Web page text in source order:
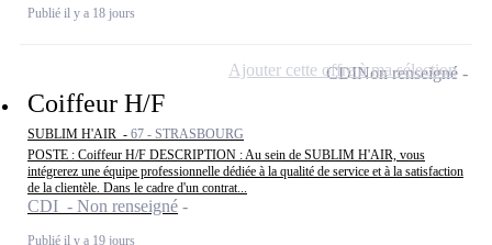
Publié il y a 18 jours
Coiffeur H/F
SUBLIM H'AIR - 67 - STRASBOURG
POSTE : Coiffeur H/F DESCRIPTION : Au sein de SUBLIM H'AIR, vous
intégrerez une équipe professionnelle dédiée à la qualité de service et à la satisfaction
de la clientèle. Dans le cadre d'un contrat...
CDI - Non renseigné
Publié il y a 19 jours
CDINon renseigné
Ajouter cette offre à ma sélection